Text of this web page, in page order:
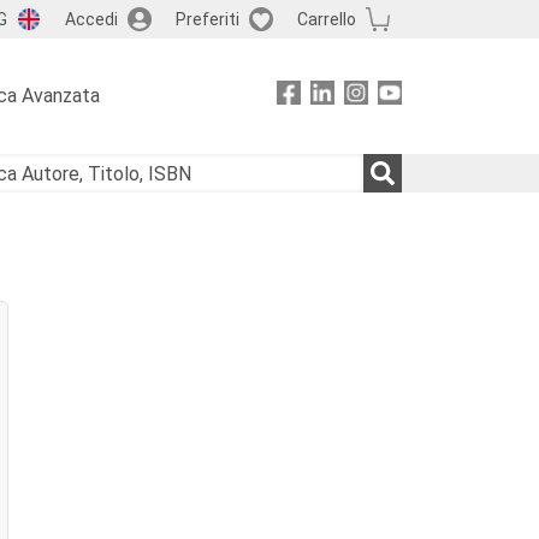
Accedi Preferiti Carrello
Avanzata